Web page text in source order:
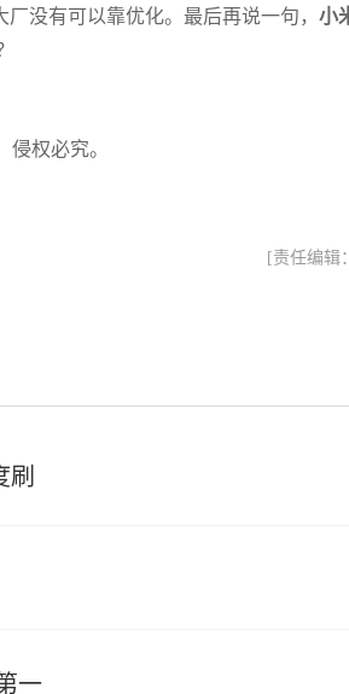
没有可以靠优化。最后再说一句， 小
权必究。
[责任编辑
刷
一